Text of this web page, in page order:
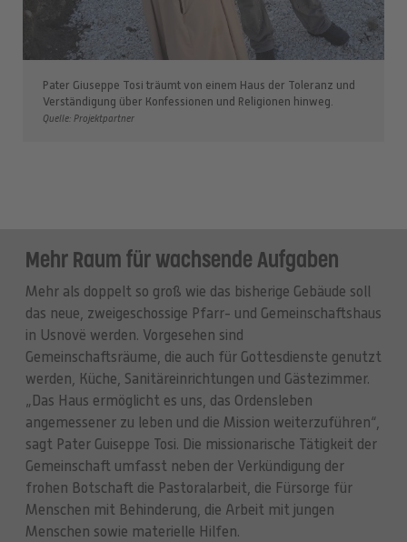
Pater Giuseppe Tosi träumt von einem Haus der Toleranz und
Verständigung über Konfessionen und Religionen hinweg.
Quelle: Projektpartner
Mehr Raum für wachsende Aufgaben
Mehr als doppelt so groß wie das bisherige Gebäude soll
das neue, zweigeschossige Pfarr- und Gemeinschaftshaus
in Usnovë werden. Vorgesehen sind
Gemeinschaftsräume, die auch für Gottesdienste genutzt
werden, Küche, Sanitäreinrichtungen und Gästezimmer.
„Das Haus ermöglicht es uns, das Ordensleben
angemessener zu leben und die Mission weiterzuführen“,
sagt Pater Guiseppe Tosi. Die missionarische Tätigkeit der
Gemeinschaft umfasst neben der Verkündigung der
frohen Botschaft die Pastoralarbeit, die Fürsorge für
Menschen mit Behinderung, die Arbeit mit jungen
Menschen sowie materielle Hilfen.